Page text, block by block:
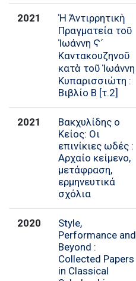
2021
Ἡ Ἀντιρρητικὴ
Πραγματεία τοῦ
Ἰωάννη Ϛ´
Καντακουζηνοῦ
κατὰ τοῦ Ἰωάννη
Κυπαρισσιώτη :
Βιβλίο Β [τ.2]
2021
Βακχυλίδης ο
Κείος: Οι
επινίκιες ωδές :
Αρχαίο κείμενο,
μετάφραση,
ερμηνευτικά
σχόλια
2020
Style,
Performance and
Beyond :
Collected Papers
in Classical